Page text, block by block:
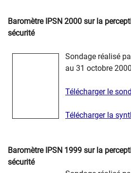
Baromètre IPSN 2000 sur la
sécurité
Sondage réalisé
au 31 octobre 2000
Télécharger le
Télécharger la
Baromètre IPSN 1999 sur la
sécurité